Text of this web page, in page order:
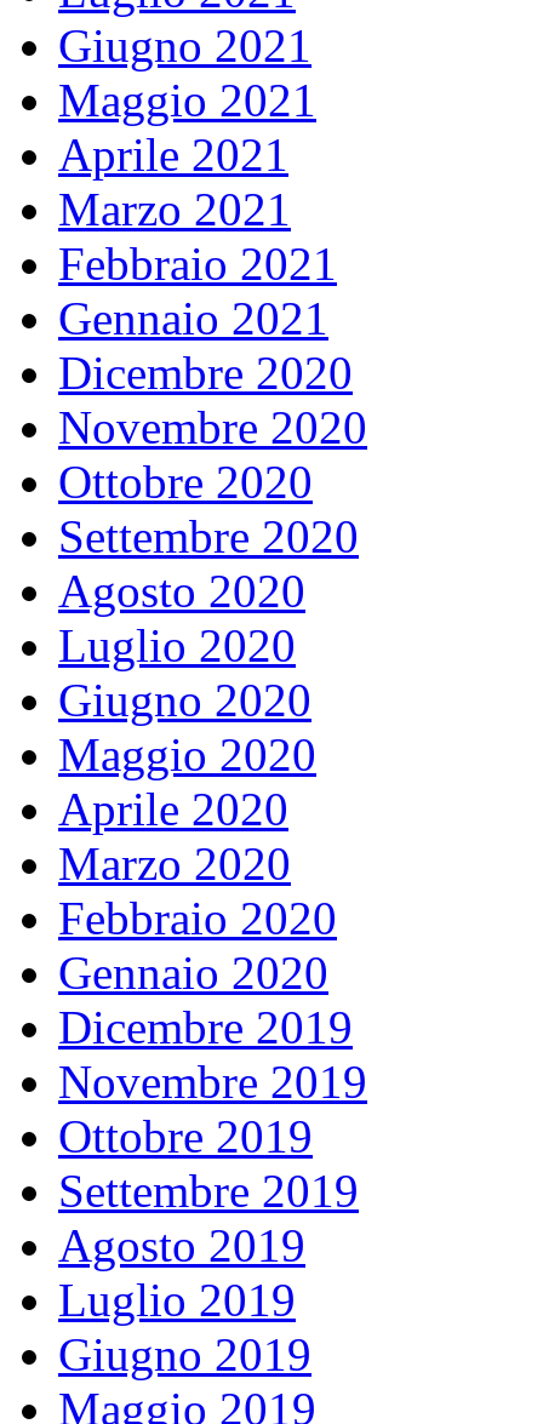
Giugno 2021
Maggio 2021
Aprile 2021
Marzo 2021
Febbraio 2021
Gennaio 2021
Dicembre 2020
Novembre 2020
Ottobre 2020
Settembre 2020
Agosto 2020
Luglio 2020
Giugno 2020
Maggio 2020
Aprile 2020
Marzo 2020
Febbraio 2020
Gennaio 2020
Dicembre 2019
Novembre 2019
Ottobre 2019
Settembre 2019
Agosto 2019
Luglio 2019
Giugno 2019
Maggio 2019